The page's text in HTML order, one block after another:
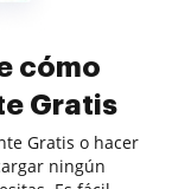
cómo
Gratis
Gratis o hacer
ningún